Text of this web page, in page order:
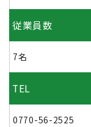
従業員数
7名
TEL
0770-56-2525